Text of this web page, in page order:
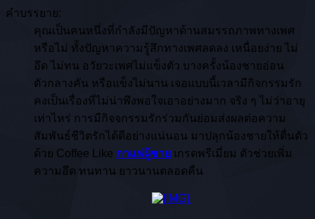
คำบรรยาย:
คุณเป็นคนหนึ่งที่กำลังมีปัญหาด้านสมรรถภาพทางเพศ
หรือไม่ ทั้งปัญหาความรู้สึกทางเพศลดลง เหนื่อยง่าย ไม่
อึด ไม่ทน อวัยวะเพศไม่แข็งตัว บางครั้งน้องชายอ่อน
ตัวกลางคัน หรือแข็งไม่นาน เจอแบบนี้เวลามีกิจกรรมรัก
คงเป็นเรื่องที่ไม่น่าพึงพอใจเอาอย่างมาก จริง ๆ ไม่ว่าอายุ
เท่าไหร่ การมีกิจจกรรมรักร่วมกันย่อมส่งผลต่อความ
สัมพันธ์ชีวิตรักได้ดีอย่างแน่นอน มาปลุกน้องชายให้ตื่นตัว
ด้วย Coffee Like กาแฟผู้ชาย เกรดพรีเมี่ยม ตัวช่วยเพิ่ม
ความอึด ทนทาน ยาวนานตลอดคืน